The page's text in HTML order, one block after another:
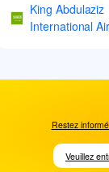
King Abdulaziz
International
Restez